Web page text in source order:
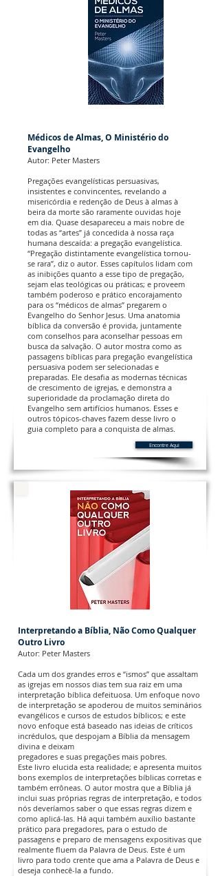
Médicos de Almas, O Ministério do
Evangelho
Autor: Peter Masters
Pregações evangelísticas persuasivas,
insistentes e convincentes, revelando a
misericórdia e redenção de Deus à almas à
beira da morte são raramente ouvidas hoje
em dia. Quase desapareceu a mais nobre de
todas as “artes” já concedida à nossa raça
humana descaída: a pregação evangelística.
“Pregação distintamente evangelística tornou-
se rara”, diz o autor. Esses capítulos lidam com
as inibições quanto a esse tipo de pregação,
sejam elas teológicas ou práticas; e proveem
também poderoso e prático encorajamento
para os “médicos de almas” pregarem o
Evangelho do Senhor Jesus. Uma anatomia
bíblica da conversão é provida, juntamente
com conselhos para aconselhar pessoas em
busca da salvação. O autor mostra como as
passagens bíblicas para pregação evangelística
persuasiva podem ser selecionadas e
preparadas. Ele desafia as modernas técnicas
de crescimento de igrejas, e demonstra a
superioridade da proclamação direta do
Evangelho sem artifícios humanos. Esses e
outros tópicos-chaves fazem desse livro o
guia completo para a conquista de almas.
Encontre Aqui
Interpretando a Bíblia, Não Como Qualquer
Outro Livro
Autor: Peter Masters
Cada um dos grandes erros e “ismos” que assaltam
as igrejas em nossos dias tem sua raiz em uma
interpretação bíblica defeituosa. Um enfoque novo
de interpretação se apoderou de muitos seminários
evangélicos e cursos de estudos bíblicos; e este
novo enfoque está baseado nas ideias de críticos
incrédulos, que despojam a Bíblia da mensagem
divina e deixam
pregadores e suas pregações mais pobres.
Este livro elucida esta realidade; e apresenta muitos
bons exemplos de interpretações bíblicas corretas e
também errôneas. O autor mostra que a Bíblia já
inclui suas próprias regras de interpretação, e todos
nós deveríamos saber o que essas regras dizem e
como aplicá-las. Há aqui também auxílio bastante
prático para pregadores, para o estudo de
passagens e preparo de mensagens expositivas que
realmente fluem da Palavra de Deus. Este é um
livro para todo crente que ama a Palavra de Deus e
deseja conhecê-la a fundo.